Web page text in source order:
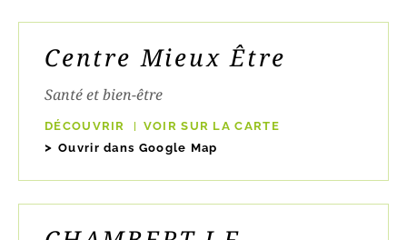
Centre Mieux Être
Santé et bien-être
DÉCOUVRIR
VOIR SUR LA CARTE
Ouvrir dans Google Map